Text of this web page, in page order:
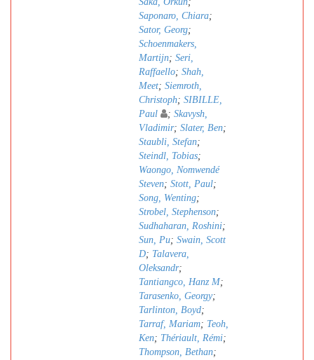
Saponaro, Chiara;
Sator, Georg;
Schoenmakers,
Martijn; Seri,
Raffaello; Shah,
Meet; Siemroth,
Christoph; SIBILLE,
Paul
; Skavysh,
Vladimir; Slater, Ben;
Staubli, Stefan;
Steindl, Tobias;
Waongo, Nomwendé
Steven; Stott, Paul;
Song, Wenting;
Strobel, Stephenson;
Sudhaharan, Roshini;
Sun, Pu; Swain, Scott
D; Talavera,
Oleksandr;
Tantiangco, Hanz M;
Tarasenko, Georgy;
Tarlinton, Boyd;
Tarraf, Mariam; Teoh,
Ken; Thériault, Rémi;
Thompson, Bethan;